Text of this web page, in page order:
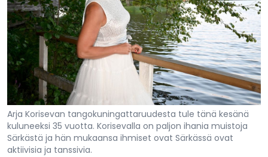
Arja Korisevan tangokuningattaruudesta tule tänä kesänä
kuluneeksi 35 vuotta. Korisevalla on paljon ihania muistoja
Särkästä ja hän mukaansa ihmiset ovat Särkässä ovat
aktiivisia ja tanssivia.